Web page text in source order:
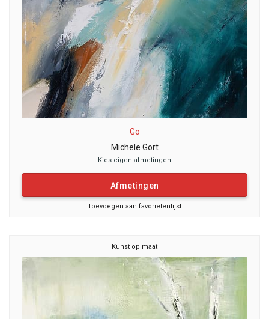
Go
Michele Gort
Kies eigen afmetingen
Afmetingen
Toevoegen aan favorietenlijst
Kunst op maat